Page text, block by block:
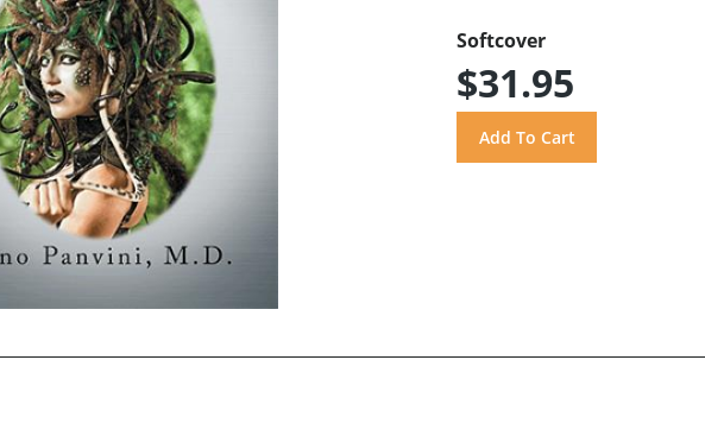
Softcover
$31.95